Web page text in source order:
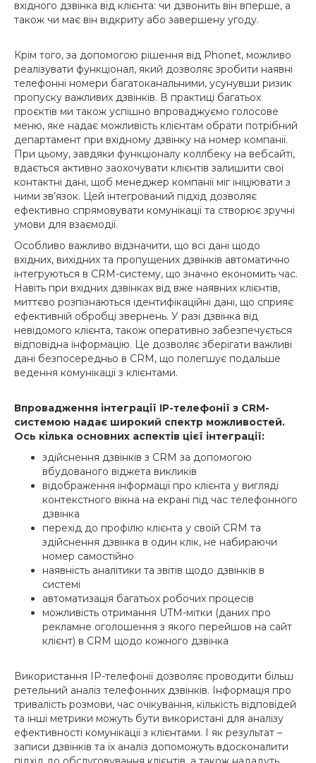
вхідного дзвінка від клієнта: чи дзвонить він вперше, а
також чи має він відкриту або завершену угоду.
Крім того, за допомогою рішення від Phonet, можливо
реалізувати функціонал, який дозволяє зробити наявні
телефонні номери багатоканальними, усунувши ризик
пропуску важливих дзвінків. В практиці багатьох
проєктів ми також успішно впроваджуємо голосове
меню, яке надає можливість клієнтам обрати потрібний
департамент при вхідному дзвінку на номер компанії.
При цьому, завдяки функціоналу коллбеку на вебсайті,
вдається активно заохочувати клієнтів залишити свої
контактні дані, щоб менеджер компанії міг ініціювати з
ними зв’язок. Цей інтегрований підхід дозволяє
ефективно спрямовувати комунікації та створює зручні
умови для взаємодії.
Особливо важливо відзначити, що всі дані щодо
вхідних, вихідних та пропущених дзвінків автоматично
інтегруються в СRM-систему, що значно економить час.
Навіть при вхідних дзвінках від вже наявних клієнтів,
миттєво розпізнаються ідентифікаційні дані, що сприяє
ефективній обробці звернень. У разі дзвінка від
невідомого клієнта, також оперативно забезпечується
відповідна інформацію. Це дозволяє зберігати важливі
дані безпосередньо в CRM, що полегшує подальше
ведення комунікації з клієнтами.
Впровадження інтеграції IP-телефонії з CRM-
системою надає широкий спектр можливостей.
Ось кілька основних аспектів цієї інтеграції:
здійснення дзвінків з CRM за допомогою
вбудованого віджета викликів
відображення інформації про клієнта у вигляді
контекстного вікна на екрані під час телефонного
дзвінка
перехід до профілю клієнта у своїй CRM та
здійснення дзвінка в один клік, не набираючи
номер самостійно
наявність аналітики та звітів щодо дзвінків в
системі
автоматизація багатьох робочих процесів
можливість отримання UTM-мітки (даних про
рекламне оголошення з якого перейшов на сайт
клієнт) в CRM щодо кожного дзвінка
Використання IP-телефонії дозволяє проводити більш
ретельний аналіз телефонних дзвінків. Інформація про
тривалість розмови, час очікування, кількість відповідей
та інші метрики можуть бути використані для аналізу
ефективності комунікації з клієнтами. І як результат –
записи дзвінків та їх аналіз допоможуть вдосконалити